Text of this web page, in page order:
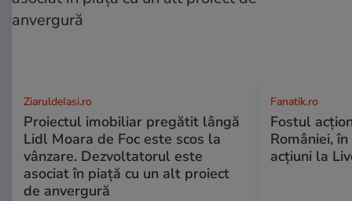
ZiaruldeIasi.ro
Proiectul imobiliar pregătit lângă
Lidl Moara de Foc este scos la
vânzare. Dezvoltatorul este
asociat în piață cu un alt proiect
de anvergură
Fanatik.ro
Fostul
României,
acțiuni la